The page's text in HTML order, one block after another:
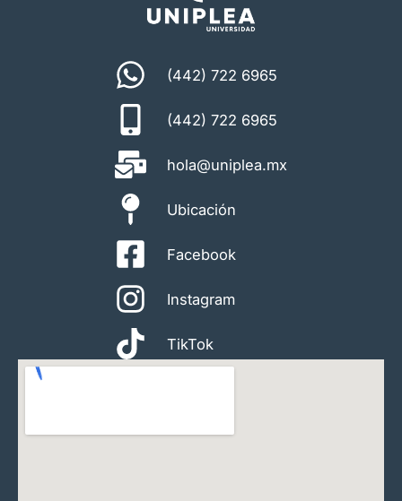
(442) 722 6965
(442) 722 6965
hola@uniplea.mx
Ubicación
Facebook
Instagram
TikTok